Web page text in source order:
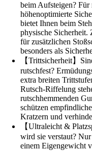
beim Aufsteigen?
höhenoptimierte
bietet Ihnen beim
physische Sicherheit.
für zusätzlichen
besonders als
【Trittsicherheit】
rutschfest?
extra breiten
Rutsch-Riffelung
rutschhemmenden
schützen
Kratzern und
【Ultraleicht &
wird sie verstaut?
einem Eigengewicht